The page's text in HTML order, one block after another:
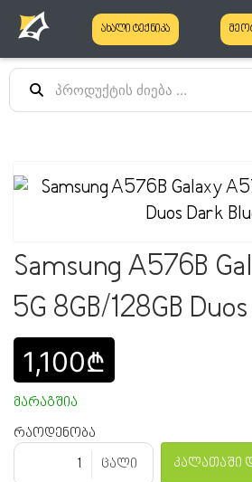
ახალი ტექნიკა
Samsung A576B
5G 8GB/128GB
1,100₾
მარაგშია
რაოდენობა
ცალი
კალათაში